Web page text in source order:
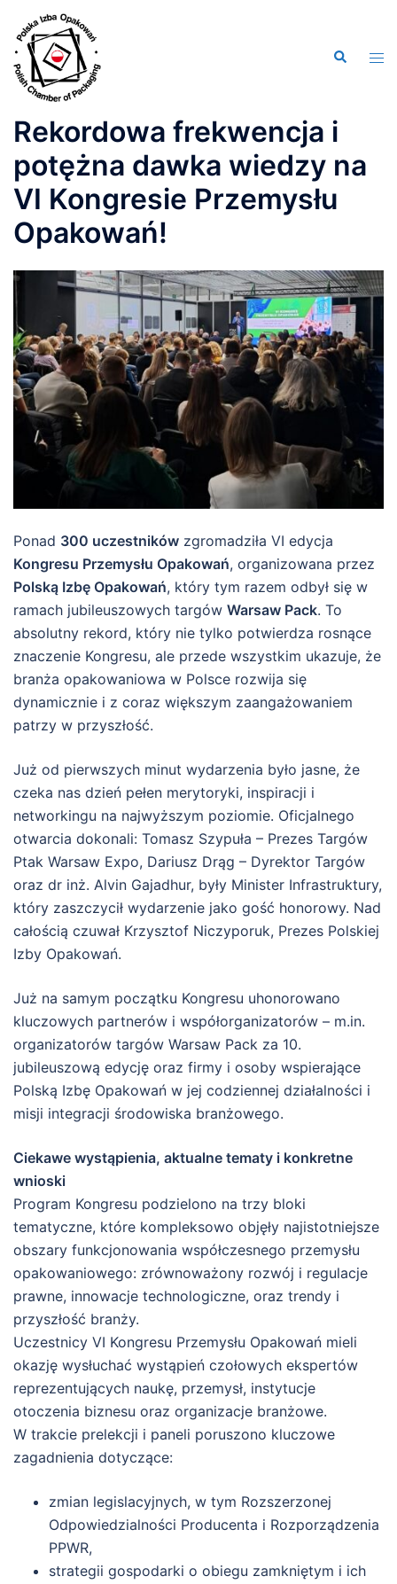
Przejdź
do
treści
Rekordowa frekwencja i
potężna dawka wiedzy na
VI Kongresie Przemysłu
Opakowań!
Ponad 300 uczestników zgromadziła VI edycja
Kongresu Przemysłu Opakowań, organizowana przez
Polską Izbę Opakowań, który tym razem odbył się w
ramach jubileuszowych targów Warsaw Pack. To
absolutny rekord, który nie tylko potwierdza rosnące
znaczenie Kongresu, ale przede wszystkim ukazuje, że
branża opakowaniowa w Polsce rozwija się
dynamicznie i z coraz większym zaangażowaniem
patrzy w przyszłość.
Już od pierwszych minut wydarzenia było jasne, że
czeka nas dzień pełen merytoryki, inspiracji i
networkingu na najwyższym poziomie. Oficjalnego
otwarcia dokonali: Tomasz Szypuła – Prezes Targów
Ptak Warsaw Expo, Dariusz Drąg – Dyrektor Targów
oraz dr inż. Alvin Gajadhur, były Minister Infrastruktury,
który zaszczycił wydarzenie jako gość honorowy. Nad
całością czuwał Krzysztof Niczyporuk, Prezes Polskiej
Izby Opakowań.
Już na samym początku Kongresu uhonorowano
kluczowych partnerów i współorganizatorów – m.in.
organizatorów targów Warsaw Pack za 10.
jubileuszową edycję oraz firmy i osoby wspierające
Polską Izbę Opakowań w jej codziennej działalności i
misji integracji środowiska branżowego.
Ciekawe wystąpienia, aktualne tematy i konkretne
wnioski
Program Kongresu podzielono na trzy bloki
tematyczne, które kompleksowo objęły najistotniejsze
obszary funkcjonowania współczesnego przemysłu
opakowaniowego: zrównoważony rozwój i regulacje
prawne, innowacje technologiczne, oraz trendy i
przyszłość branży.
Uczestnicy VI Kongresu Przemysłu Opakowań mieli
okazję wysłuchać wystąpień czołowych ekspertów
reprezentujących naukę, przemysł, instytucje
otoczenia biznesu oraz organizacje branżowe.
W trakcie prelekcji i paneli poruszono kluczowe
zagadnienia dotyczące:
zmian legislacyjnych, w tym Rozszerzonej
Odpowiedzialności Producenta i Rozporządzenia
PPWR,
strategii gospodarki o obiegu zamkniętym i ich